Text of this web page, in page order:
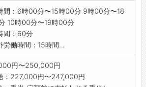
間：6時00分〜15時00分 9時00分〜18
10時00分〜19時00分
間：60分
労働時間：15時間...
円〜250,000円
：227,000円〜247,000円